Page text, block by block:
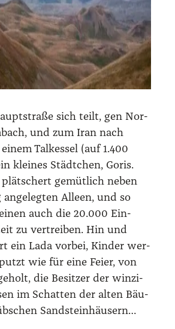
sich teilt, gen Nor­
und zum Iran nach
Tal­kes­sel (auf 1.400
klei­nes Städt­chen, Goris.
plät­schert gemüt­lich neben
ange­leg­ten Alleen, und so
auch die 20.000 Ein­
zu ver­trei­ben. Hin und
ein Lada vor­bei, Kin­der wer­
wie für eine Fei­er, von
die Besit­zer der win­zi­
im Schat­ten der alten Bäu­
Sand­stein­häu­sern…